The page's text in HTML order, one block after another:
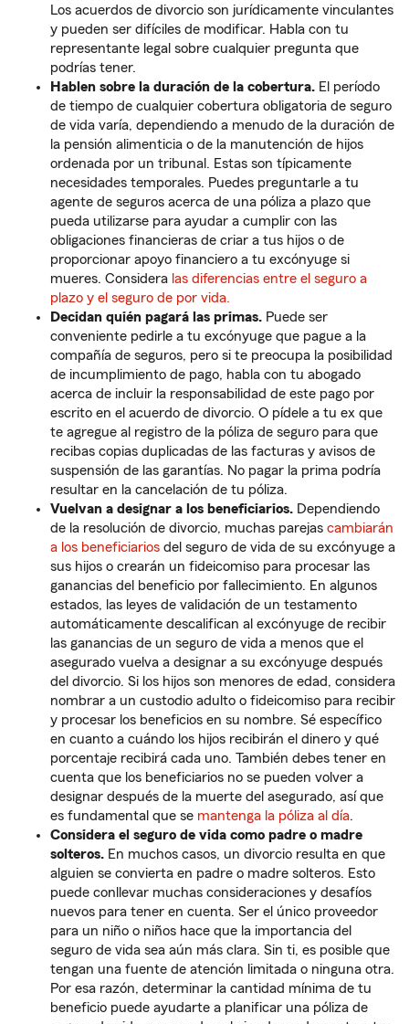
Los acuerdos de divorcio son jurídicamente vinculantes
y pueden ser difíciles de modificar. Habla con tu
representante legal sobre cualquier pregunta que
podrías tener.
Hablen sobre la duración de la cobertura. El período
de tiempo de cualquier cobertura obligatoria de seguro
de vida varía, dependiendo a menudo de la duración de
la pensión alimenticia o de la manutención de hijos
ordenada por un tribunal. Estas son típicamente
necesidades temporales. Puedes preguntarle a tu
agente de seguros acerca de una póliza a plazo que
pueda utilizarse para ayudar a cumplir con las
obligaciones financieras de criar a tus hijos o de
proporcionar apoyo financiero a tu excónyuge si
mueres. Considera las diferencias entre el seguro a
plazo y el seguro de por vida.
Decidan quién pagará las primas. Puede ser
conveniente pedirle a tu excónyuge que pague a la
compañía de seguros, pero si te preocupa la posibilidad
de incumplimiento de pago, habla con tu abogado
acerca de incluir la responsabilidad de este pago por
escrito en el acuerdo de divorcio. O pídele a tu ex que
te agregue al registro de la póliza de seguro para que
recibas copias duplicadas de las facturas y avisos de
suspensión de las garantías. No pagar la prima podría
resultar en la cancelación de tu póliza.
Vuelvan a designar a los beneficiarios. Dependiendo
de la resolución de divorcio, muchas parejas cambiarán
a los beneficiarios del seguro de vida de su excónyuge a
sus hijos o crearán un fideicomiso para procesar las
ganancias del beneficio por fallecimiento. En algunos
estados, las leyes de validación de un testamento
automáticamente descalifican al excónyuge de recibir
las ganancias de un seguro de vida a menos que el
asegurado vuelva a designar a su excónyuge después
del divorcio. Si los hijos son menores de edad, considera
nombrar a un custodio adulto o fideicomiso para recibir
y procesar los beneficios en su nombre. Sé específico
en cuanto a cuándo los hijos recibirán el dinero y qué
porcentaje recibirá cada uno. También debes tener en
cuenta que los beneficiarios no se pueden volver a
designar después de la muerte del asegurado, así que
es fundamental que se mantenga la póliza al día.
Considera el seguro de vida como padre o madre
solteros. En muchos casos, un divorcio resulta en que
alguien se convierta en padre o madre solteros. Esto
puede conllevar muchas consideraciones y desafíos
nuevos para tener en cuenta. Ser el único proveedor
para un niño o niños hace que la importancia del
seguro de vida sea aún más clara. Sin ti, es posible que
tengan una fuente de atención limitada o ninguna otra.
Por esa razón, determinar la cantidad mínima de tu
beneficio puede ayudarte a planificar una póliza de